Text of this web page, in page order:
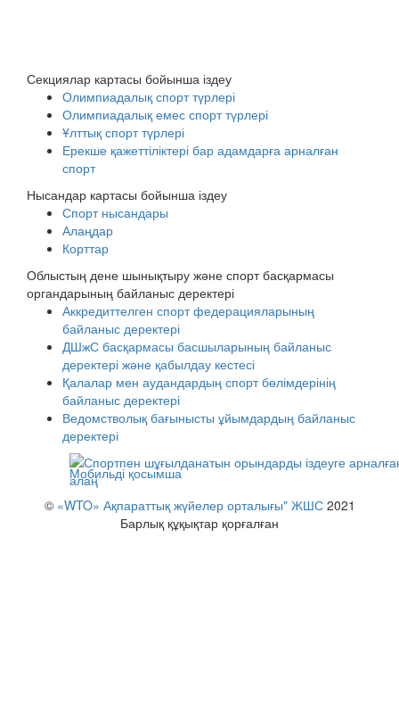
Секциялар картасы бойынша іздеу
Олимпиадалық спорт түрлері
Олимпиадалық емес спорт түрлері
Ұлттық спорт түрлері
Ерекше қажеттіліктері бар адамдарға арналған
спорт
Нысандар картасы бойынша іздеу
Спорт нысандары
Алаңдар
Корттар
Облыстың дене шынықтыру және спорт басқармасы
органдарының байланыс деректері
Аккредиттелген спорт федерацияларының
байланыс деректері
ДШжС басқармасы басшыларының байланыс
деректері және қабылдау кестесі
Қалалар мен аудандардың спорт бөлімдерінің
байланыс деректері
Ведомстволық бағынысты ұйымдардың байланыс
деректері
Мобильді қосымша
© «WTO» Ақпараттық жүйелер орталығы" ЖШС2021
Барлық құқықтар қорғалған